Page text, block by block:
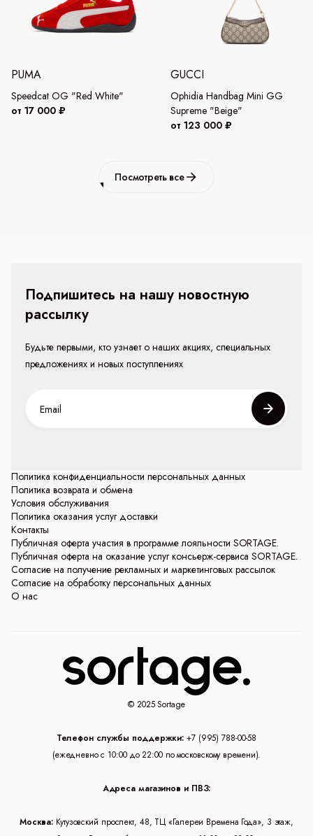
PUMA
Speedcat OG "Red White"
от 17 000 ₽
GUCCI
Ophidia Handbag Mini GG
Supreme "Beige"
от 123 000 ₽
Посмотреть все
Политика конфиденциальности персональных данных
Политика возврата и обмена
Условия обслуживания
Политика оказания услуг доставки
Контакты
Публичная оферта участия в программе лояльности SORTAGE.
Публичная оферта на оказание услуг консьерж-сервиса SORTAGE.
Согласие на получение рекламных и маркетинговых рассылок
Согласие на обработку персональных данных
О нас
Подпишитесь на нашу новостную
рассылку
Будьте первыми, кто узнает о наших акциях, специальных
предложениях и новых поступлениях
© 2025 Sortage
Телефон службы поддержки: +7 (995) 788-00-58
(ежедневно с 10:00 до 22:00 по московскому времени).
Адреса магазинов и ПВЗ:
Москва: Кутузовский проспект, 48, ТЦ «Галереи Времена Года», 3 этаж,